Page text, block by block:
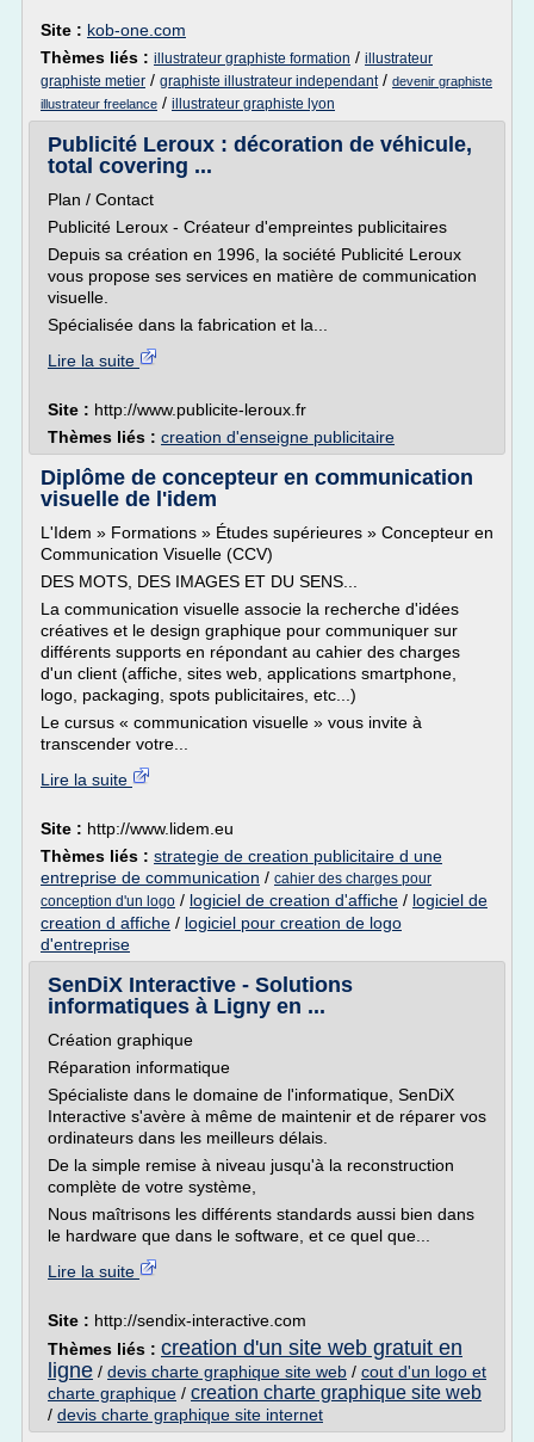
Site : kob-one.com
Thèmes liés : illustrateur graphiste formation / illustrateur
graphiste metier / graphiste illustrateur independant/ devenir graphiste
illustrateur freelance / illustrateur graphiste lyon
Publicité Leroux : décoration de véhicule,
total covering ...
Plan / Contact
Publicité Leroux - Créateur d'empreintes publicitaires
Depuis sa création en 1996, la société Publicité Leroux
vous propose ses services en matière de communication
visuelle.
Spécialisée dans la fabrication et la...
Lire la suite
Site : http://www.publicite-leroux.fr
Thèmes liés : creation d'enseigne publicitaire
Diplôme de concepteur en communication
visuelle de l'idem
L'Idem » Formations » Études supérieures » Concepteur en
Communication Visuelle (CCV)
DES MOTS, DES IMAGES ET DU SENS...
La communication visuelle associe la recherche d'idées
créatives et le design graphique pour communiquer sur
différents supports en répondant au cahier des charges
d'un client (affiche, sites web, applications smartphone,
logo, packaging, spots publicitaires, etc...)
Le cursus « communication visuelle » vous invite à
transcender votre...
Lire la suite
Site : http://www.lidem.eu
Thèmes liés : strategie de creation publicitaire d une
entreprise de communication / cahier des charges pour
conception d'un logo / logiciel de creation d'affiche / logiciel de
creation d affiche / logiciel pour creation de logo
d'entreprise
SenDiX Interactive - Solutions
informatiques à Ligny en ...
Création graphique
Réparation informatique
Spécialiste dans le domaine de l'informatique, SenDiX
Interactive s'avère à même de maintenir et de réparer vos
ordinateurs dans les meilleurs délais.
De la simple remise à niveau jusqu'à la reconstruction
complète de votre système,
Nous maîtrisons les différents standards aussi bien dans
le hardware que dans le software, et ce quel que...
Lire la suite
Site : http://sendix-interactive.com
Thèmes liés : creation d'un site web gratuit en
ligne / devis charte graphique site web / cout d'un logo et
charte graphique / creation charte graphique site web
/ devis charte graphique site internet